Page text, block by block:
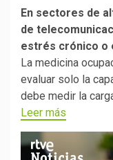
En sectores de
de
estrés crónico o
La medicina
evaluar solo la
debe medir la
Leer más